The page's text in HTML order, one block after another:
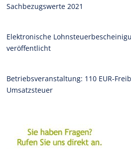
Sachbezugswerte 2021
Elektronische
veröffentlicht
Betriebsveranstaltung: 110 EUR-
Umsatzsteuer